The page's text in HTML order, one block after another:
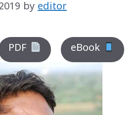
by editor
PDF eBook